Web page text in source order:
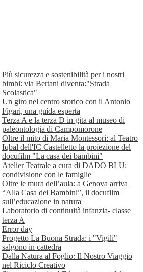
Più sicurezza e sostenibilità per i nostri
bimbi: via Bertani diventa:"Strada
Scolastica"
Un giro nel centro storico con il Antonio
Figari, una guida esperta
Terza A e la terza D in gita al museo di
paleontologia di Campomorone
Oltre il mito di Maria Montessori: al Teatro
Iqbal dell'IC Castelletto la proiezione del
docufilm "La casa dei bambini"
Atelier Teatrale a cura di DADO BLU:
condivisione con le famiglie
Oltre le mura dell’aula: a Genova arriva
“Alla Casa dei Bambini”, il docufilm
sull’educazione in natura
Laboratorio di continuità infanzia- classe
terza A
Error day
Progetto La Buona Strada: i "Vigili"
salgono in cattedra
Dalla Natura al Foglio: Il Nostro Viaggio
nel Riciclo Creativo